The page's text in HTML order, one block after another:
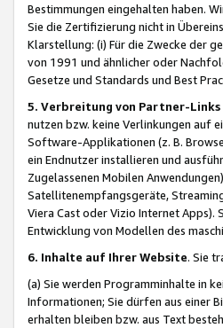
Bestimmungen eingehalten haben.
Sie die Zertifizierung nicht in
Klarstellung: (i) Für die Zwecke der
von 1991 und ähnlicher oder
Gesetze und Standards und Best
5. Verbreitung von Partner-
nutzen bzw. keine Verlinkungen auf
Software-Applikationen (z. B.
ein Endnutzer installieren und
Zugelassenen Mobilen
Satellitenempfangsgeräte,
Viera Cast oder Vizio Internet
Entwicklung von Modellen des
6. Inhalte auf Ihrer Website. Sie
(a) Sie werden Programminhalte in
Informationen; Sie dürfen aus einer
erhalten bleiben bzw. aus Text